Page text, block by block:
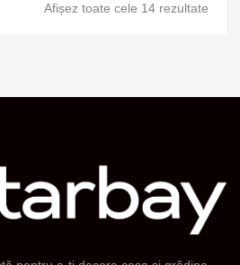
Afișez toate cele 14 rezultate